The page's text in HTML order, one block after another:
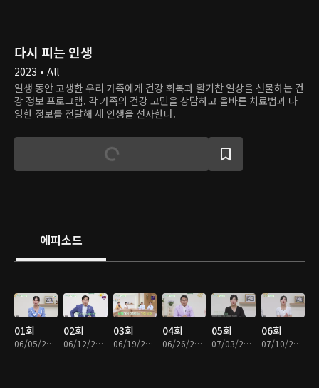
다시 피는 인생
2023 • All
일생 동안 고생한 우리 가족에게 건강 회복과 활기찬 일상을 선물하는 건
강 정보 프로그램. 각 가족의 건강 고민을 상담하고 올바른 치료법과 다
양한 정보를 전달해 새 인생을 선사한다.
에피소드
01회
06/05/2023 • 46분
02회
06/12/2023 • 46분
03회
06/19/2023 • 46분
04회
06/26/2023 • 47분
05회
07/03/2023 • 48분
06회
07/10/2023 • 48분